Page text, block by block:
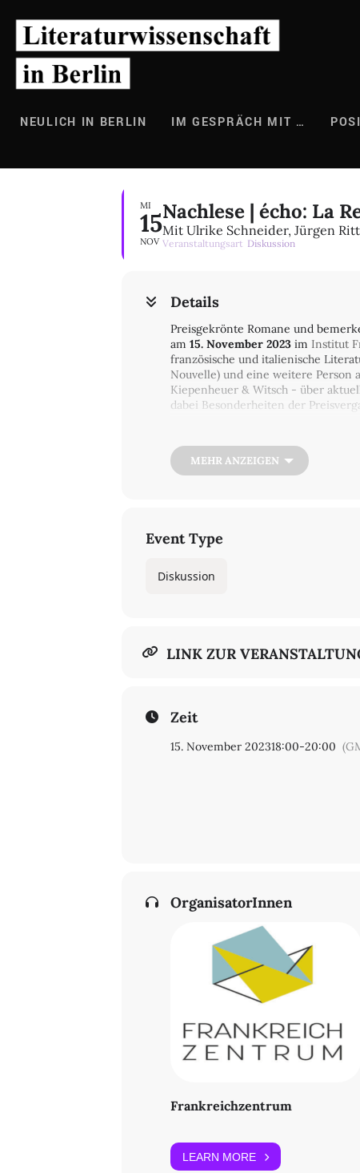
Inhalt
springen
NEULICH IN BERLIN IM GESPRÄCH MIT …
MI
15
NOV
Nachlese | écho: La
Mit Ulrike Schneider, Jürgen
Veranstaltungsart Diskussion
Details
Preisgekrönte Romane und
am 15. November 2023 im Institut
französische und italienische
Nouvelle) und eine weitere Person
Kiepenheuer & Witsch - über
dabei Besonderheiten der
Berlin.
MEHR ANZEIGEN
Event Type
Diskussion
LINK ZUR
Zeit
15. November 202318:00-20:00
OrganisatorInnen
Frankreichzentrum
LEARN MORE